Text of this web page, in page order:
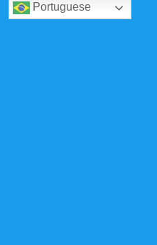
Portuguese